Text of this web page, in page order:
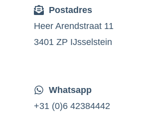
Postadres
Heer Arendstraat 11
3401 ZP IJsselstein
Whatsapp
+31 (0)6 42384442